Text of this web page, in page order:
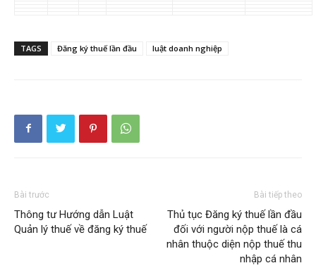
TAGS Đăng ký thuế lần đầu luật doanh nghiệp
Bài trước
Thông tư Hướng dẫn Luật
Quản lý thuế về đăng ký thuế
Bài tiếp theo
Thủ tục Đăng ký thuế lần đầu
đối với người nộp thuế là cá
nhân thuộc diện nộp thuế thu
nhập cá nhân